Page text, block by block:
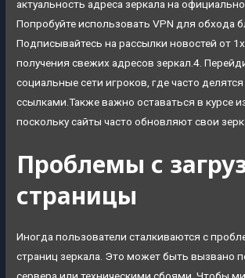
актуальность адреса зеркала на
Попробуйте использовать VPN для обхода
Подписывайтесь на рассылки новостей от
получения свежих адресов зеркал.4.
социальные сети игроков, где часто
ссылками.Также важно оставаться в курсе
поскольку сайты часто обновляют свои
Проблемы с
страницы
Иногда пользователи сталкиваются с
страниц зеркала. Это может быть вызвано
сервера или техническими сбоями. Чтобы